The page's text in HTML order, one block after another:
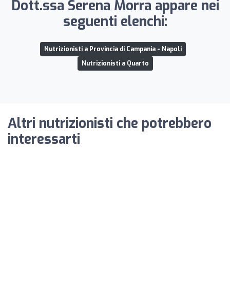
Dott.ssa Serena Morra appare nei
seguenti elenchi:
Nutrizionisti a Provincia di Campania - Napoli
Nutrizionisti a Quarto
Altri nutrizionisti che potrebbero
interessarti